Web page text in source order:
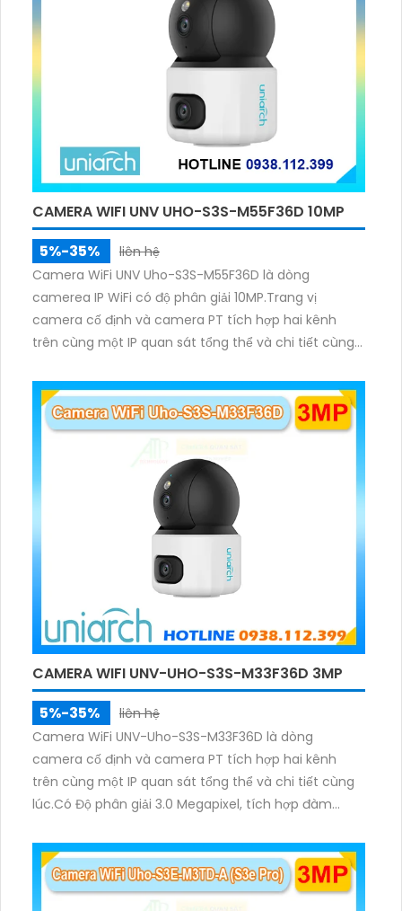
CAMERA WIFI UNV UHO-S3S-M55F36D 10MP
5%-35%
liên hệ
Camera WiFi UNV Uho-S3S-M55F36D là dòng
camerea IP WiFi có độ phân giải 10MP.Trang vị
camera cố định và camera PT tích hợp hai kênh
trên cùng một IP quan sát tổng thể và chi tiết cùng
ánh sáng. Kết hợp hồng ngoại và đèn ấm cho hình
ảnh có màu trong nhiều điều kiện khác nhau trong
phạm vi 3m.
CAMERA WIFI UNV-UHO-S3S-M33F36D 3MP
5%-35%
liên hệ
Camera WiFi UNV-Uho-S3S-M33F36D là dòng
camera cố định và camera PT tích hợp hai kênh
trên cùng một IP quan sát tổng thể và chi tiết cùng
lúc.Có Độ phân giải 3.0 Megapixel, tích hợp đàm
sáng ấm lên đến 10m.